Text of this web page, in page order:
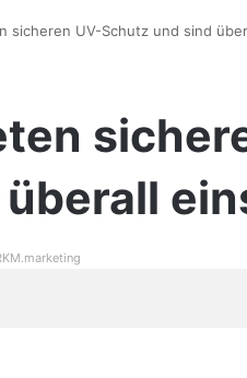
sicheren UV-Schutz und sind